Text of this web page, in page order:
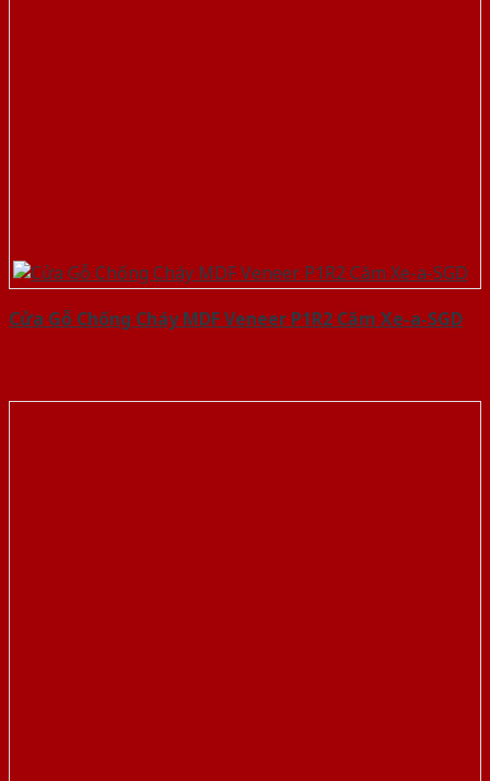
Cửa Gỗ Chống Cháy MDF Veneer P1R2 Căm Xe-a-SGD